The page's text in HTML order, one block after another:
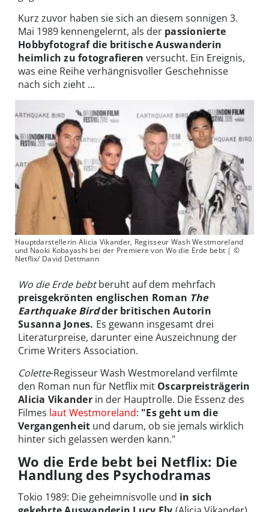
Kurz zuvor haben sie sich an diesem sonnigen 3.
Mai 1989 kennengelernt, als der passionierte
Hobbyfotograf die britische Auswanderin
heimlich zu fotografieren versucht. Ein Ereignis,
was eine Reihe verhängnisvoller Geschehnisse
nach sich zieht ...
Hauptdarstellerin Alicia Vikander, Regisseur Wash Westmoreland
und Naoki Kobayashi bei der Premiere von Wo die Erde bebt | ©
Netflix/ David Dettmann
Wo die Erde bebtberuht auf dem mehrfach
preisgekrönten englischen Roman The
Earthquake Birdder britischen Autorin
Susanna Jones. Es gewann insgesamt drei
Literaturpreise, darunter eine Auszeichnung der
Crime Writers Association.
Colette-Regisseur Wash Westmoreland verfilmte
den Roman nun für Netflix mit Oscarpreisträgerin
Alicia Vikander in der Hauptrolle. Die Essenz des
Filmes laut Westmoreland: "Es geht um die
Vergangenheit und darum, ob sie jemals wirklich
hinter sich gelassen werden kann."
Wo die Erde bebt bei Netflix: Die
Handlung des Psychodramas
Tokio 1989: Die geheimnisvolle und in sich